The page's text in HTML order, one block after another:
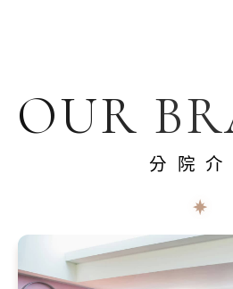
OUR
分院介